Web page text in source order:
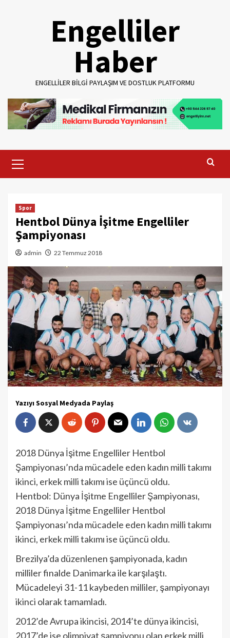
Engelliler
Haber
ENGELLILER BILGI PAYLAŞIM VE DOSTLUK PLATFORMU
Menu
Spor
Hentbol Dünya İşitme Engelliler
Şampiyonası
admin 22 Temmuz 2018
Yazıyı Sosyal Medyada Paylaş
2018 Dünya İşitme Engelliler Hentbol
Şampiyonası’nda mücadele eden kadın milli takımı
ikinci, erkek milli takımı ise üçüncü oldu.
Hentbol: Dünya İşitme Engelliler Şampiyonası,
2018 Dünya İşitme Engelliler Hentbol
Şampiyonası’nda mücadele eden kadın milli takımı
ikinci, erkek milli takımı ise üçüncü oldu.
Brezilya’da düzenlenen şampiyonada, kadın
milliler finalde Danimarka ile karşılaştı.
Mücadeleyi 31-11 kaybeden milliler, şampiyonayı
ikinci olarak tamamladı.
2012’de Avrupa ikincisi, 2014’te dünya ikincisi,
2017’de ise olimpiyat şampiyonu olan erkek milli